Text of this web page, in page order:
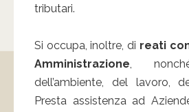
tributari.
Si occupa, inoltre, di reati
Amministrazione,
dell’ambiente, del lavoro,
Presta assistenza ad